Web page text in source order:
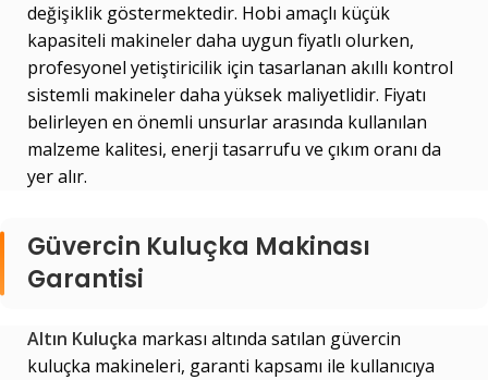
değişiklik göstermektedir. Hobi amaçlı küçük
kapasiteli makineler daha uygun fiyatlı olurken,
profesyonel yetiştiricilik için tasarlanan akıllı kontrol
sistemli makineler daha yüksek maliyetlidir. Fiyatı
belirleyen en önemli unsurlar arasında kullanılan
malzeme kalitesi, enerji tasarrufu ve çıkım oranı da
yer alır.
Güvercin Kuluçka Makinası
Garantisi
Altın Kuluçka markası altında satılan güvercin
kuluçka makineleri, garanti kapsamı ile kullanıcıya